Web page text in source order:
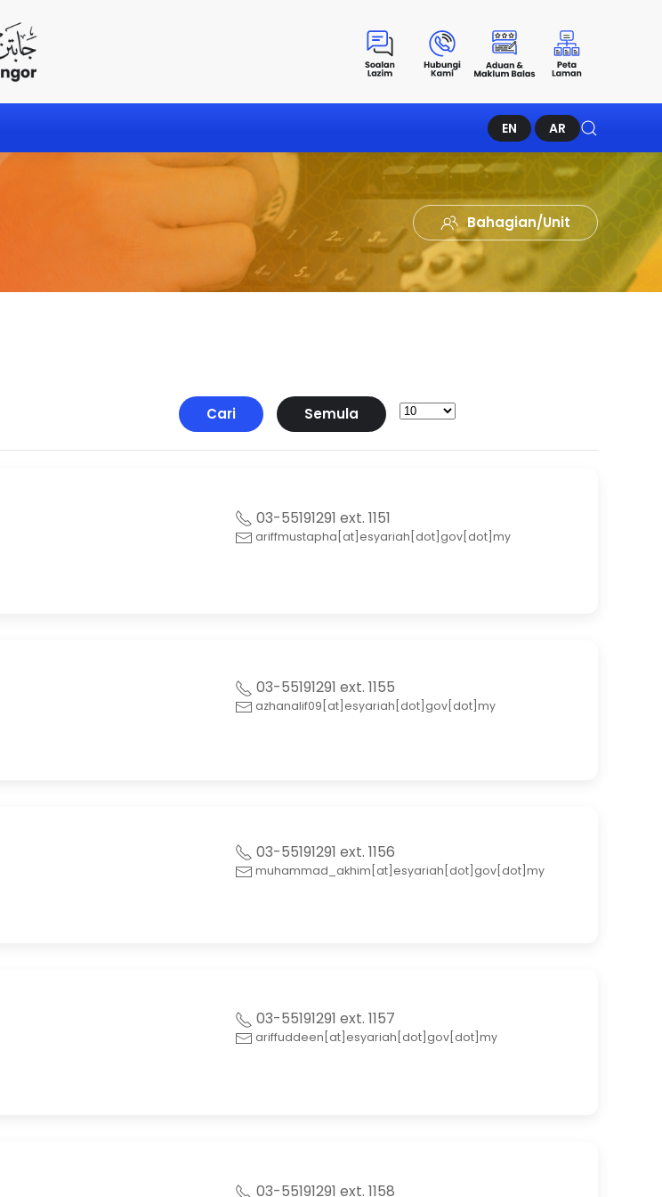
EN AR
Bahagian/Unit
Cari Semula
03-55191291 ext. 1151
ariffmustapha[at]esyariah[dot]gov[dot]my
03-55191291 ext. 1155
azhanalif09[at]esyariah[dot]gov[dot]my
03-55191291 ext. 1156
muhammad_akhim[at]esyariah[dot]gov[dot]my
03-55191291 ext. 1157
ariffuddeen[at]esyariah[dot]gov[dot]my
03-55191291 ext. 1158